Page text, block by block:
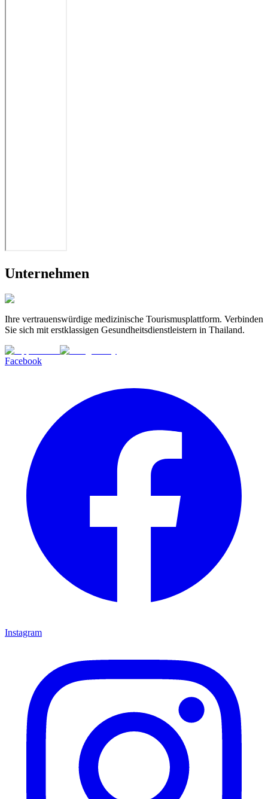
Unternehmen
Ihre vertrauenswürdige medizinische Tourismusplattform. Verbinden
Sie sich mit erstklassigen Gesundheitsdienstleistern in Thailand.
Facebook
Instagram